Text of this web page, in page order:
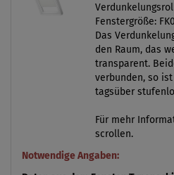
Fenstergröße:
Das
den Raum, das
transparent.
verbunden, so
tagsüber
Für mehr
scrollen.
Notwendige Angaben: